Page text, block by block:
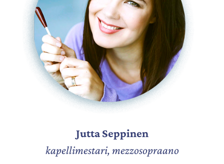
Jutta Seppinen
kapellimestari, mezzosopraano